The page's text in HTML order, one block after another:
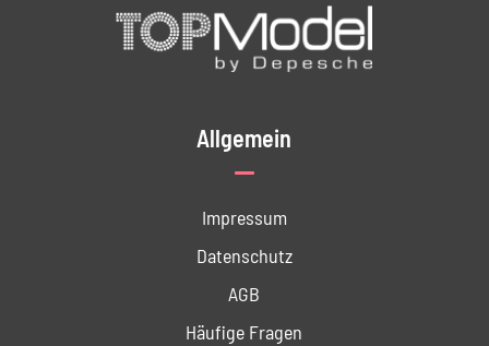
Allgemein
Impressum
Datenschutz
AGB
Häufige Fragen